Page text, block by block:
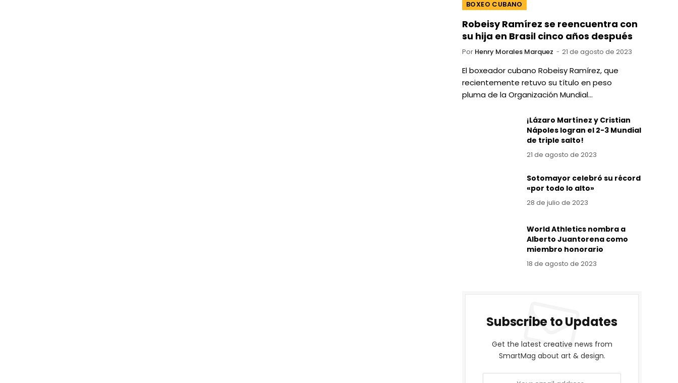
BOXEO CUBANO
Robeisy Ramírez se reencuentra con
su hija en Brasil cinco años después
Por Henry Morales Marquez 21 de agosto de 2023
El boxeador cubano Robeisy Ramírez, que
recientemente retuvo su título en peso
pluma de la Organización Mundial…
¡Lázaro Martínez y Cristian
Nápoles logran el 2-3 Mundial
de triple salto!
21 de agosto de 2023
Sotomayor celebró su récord
«por todo lo alto»
28 de julio de 2023
World Athletics nombra a
Alberto Juantorena como
miembro honorario
18 de agosto de 2023
Subscribe to Updates
Get the latest creative news from
SmartMag about art & design.